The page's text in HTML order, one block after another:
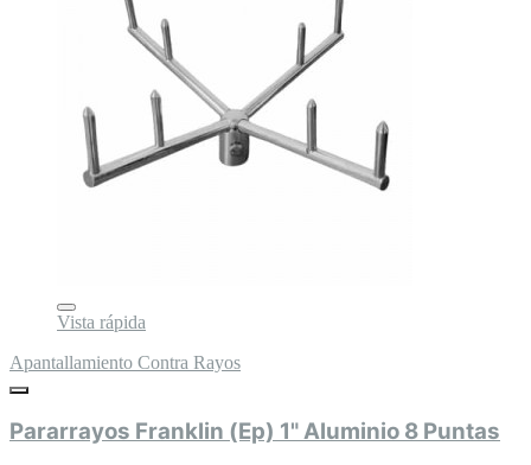
Vista rápida
Apantallamiento Contra Rayos
Pararrayos Franklin (Ep) 1" Aluminio 8 Puntas